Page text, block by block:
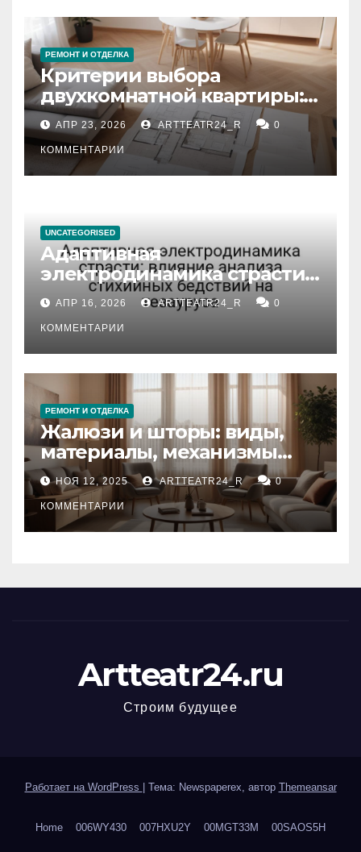
РЕМОНТ И ОТДЕЛКА
Критерии выбора
двухкомнатной квартиры:
планировка, площадь,
состояние и документация
АПР 23, 2026 ARTTEATR24_R 0
КОММЕНТАРИИ
UNCATEGORISED
Адаптивная
электродинамика страсти:
влияние анализа
стихийных бедствий на
тезауруса
АПР 16, 2026 ARTTEATR24_R 0
КОММЕНТАРИИ
РЕМОНТ И ОТДЕЛКА
Жалюзи и шторы: виды,
материалы, механизмы
управления и уход
НОЯ 12, 2025 ARTTEATR24_R 0
КОММЕНТАРИИ
Artteatr24.ru
Строим будущее
Работает на WordPress Тема: Newspaperex, автор Themeansar
Home 006WY430 007HXU2Y 00MGT33M 00SAOS5H